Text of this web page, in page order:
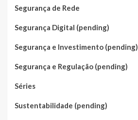
Segurança de Rede
Segurança Digital (pending)
Segurança e Investimento (pending)
Segurança e Regulação (pending)
Séries
Sustentabilidade (pending)